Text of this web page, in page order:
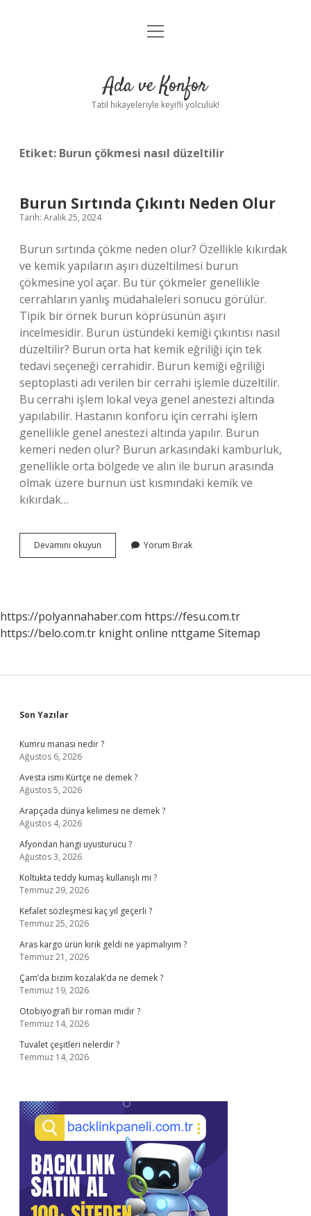
Anasayfa
Yasal Uyarı
menüyü
Ada ve Konfor
Tatil hikayeleriyle keyifli yolculuk!
Etiket: Burun çökmesi nasıl düzeltilir
Burun Sırtında Çıkıntı Neden Olur
Tarih: Aralık 25, 2024
Burun sırtında çökme neden olur? Özellikle kıkırdak
ve kemik yapıların aşırı düzeltilmesi burun
çökmesine yol açar. Bu tür çökmeler genellikle
cerrahların yanlış müdahaleleri sonucu görülür.
Tipik bir örnek burun köprüsünün aşırı
incelmesidir. Burun üstündeki kemiği çıkıntısı nasıl
düzeltilir? Burun orta hat kemik eğriliği için tek
tedavi seçeneği cerrahidir. Burun kemiği eğriliği
septoplasti adı verilen bir cerrahi işlemle düzeltilir.
Bu cerrahi işlem lokal veya genel anestezi altında
yapılabilir. Hastanın konforu için cerrahi işlem
genellikle genel anestezi altında yapılır. Burun
kemeri neden olur? Burun arkasındaki kamburluk,
genellikle orta bölgede ve alın ile burun arasında
olmak üzere burnun üst kısmındaki kemik ve
kıkırdak…
Devamını okuyun
Sırtında
Yorum Bırak
https://polyannahaber.com https://fesu.com.tr
https://belo.com.tr knight online nttgame Sitemap
Sidebar
Son Yazılar
Kumru manası nedir ?
Ağustos 6, 2026
Avesta ismi Kürtçe ne demek ?
Ağustos 5, 2026
Arapçada dünya kelimesi ne demek ?
Ağustos 4, 2026
Afyondan hangi uyusturucu ?
Ağustos 3, 2026
Koltukta teddy kumaş kullanışlı mı ?
Temmuz 29, 2026
Kefalet sözleşmesi kaç yıl geçerli ?
Temmuz 25, 2026
Aras kargo ürün kırık geldi ne yapmalıyım ?
Temmuz 21, 2026
Çam’da bizim kozalak’da ne demek ?
Temmuz 19, 2026
Otobiyografi bir roman mıdır ?
Temmuz 14, 2026
Tuvalet çeşitleri nelerdir ?
Temmuz 14, 2026